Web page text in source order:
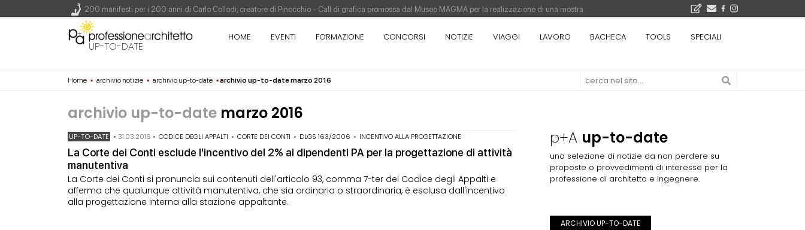
UP-TO-DATE
HOME EVENTI FORMAZIONE CONCORSI NOTIZIE VIAGGI LAVORO BACHECA TOOLS SPECIALI
Home ▪ archivio notizie ▪ archivio up-to-date ▪archivio up-to-date marzo 2016
archivio up-to-date marzo 2016
UP-TO-DATE • 31.03.2016 • CODICE DEGLI APPALTI • CORTE DEI CONTI • DLGS 163/2006 • INCENTIVO ALLA PROGETTAZIONE
La Corte dei Conti esclude l'incentivo del 2% ai dipendenti PA per la progettazione di attività
manutentiva
La Corte dei Conti si pronuncia sui contenuti dell'articolo 93, comma 7-ter del Codice degli Appalti e
afferma che qualunque attività manutentiva, che sia ordinaria o straordinaria, è esclusa dall'incentivo
alla progettazione interna alla stazione appaltante.
p+A up-to-date
una selezione di notizie da non perdere su
proposte o provvedimenti di interesse per la
professione di architetto e ingegnere.
ARCHIVIO UP-TO-DATE
200 manifesti per i 200 anni di Carlo Collodi, creatore di Pinocchio - Call di grafica promossa dal Museo MAGMA per la realizzazione di una mostra
La ricarica dei profumi domestici in un prodotto innovativo di design - Concorso di product design by Desall · Al vincitore un premio di 5.000 euro
Il lungomare di Nicotera si tinge di giallo: Fabrizio Ciappina vince il concorso di progettazione